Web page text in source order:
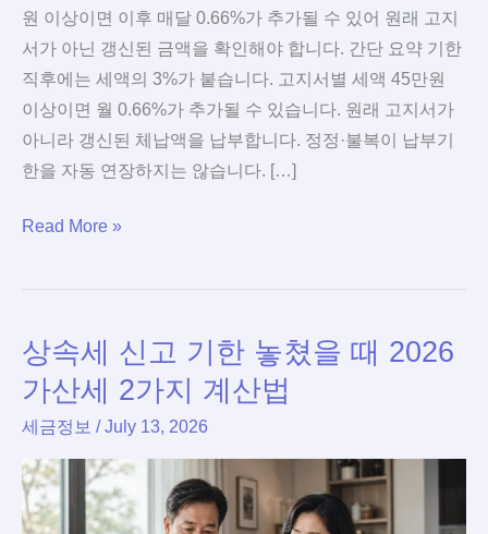
원 이상이면 이후 매달 0.66%가 추가될 수 있어 원래 고지
서가 아닌 갱신된 금액을 확인해야 합니다. 간단 요약 기한
직후에는 세액의 3%가 붙습니다. 고지서별 세액 45만원
이상이면 월 0.66%가 추가될 수 있습니다. 원래 고지서가
아니라 갱신된 체납액을 납부합니다. 정정·불복이 납부기
한을 자동 연장하지는 않습니다. […]
재
세
월
31
지
나
면
2026,
Read More »
상속세 신고 기한 놓쳤을 때 2026
가산세 2가지 계산법
세금정보 /July 13, 2026